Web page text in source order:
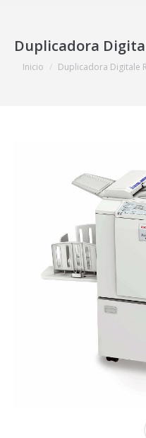
Duplicadora
Estás aquí:
Inicio Duplicadora Digitale